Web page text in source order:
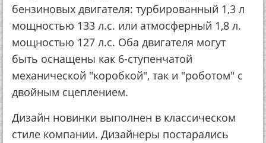
бензиновых двигателя: турбированный 1,3 л
мощностью 133 л.с. или атмосферный 1,8 л.
мощностью 127 л.с. Оба двигателя могут
быть оснащены как 6-ступенчатой
механической "коробкой", так и "роботом" с
двойным сцеплением.
Дизайн новинки выполнен в классическом
стиле компании. Дизайнеры постарались